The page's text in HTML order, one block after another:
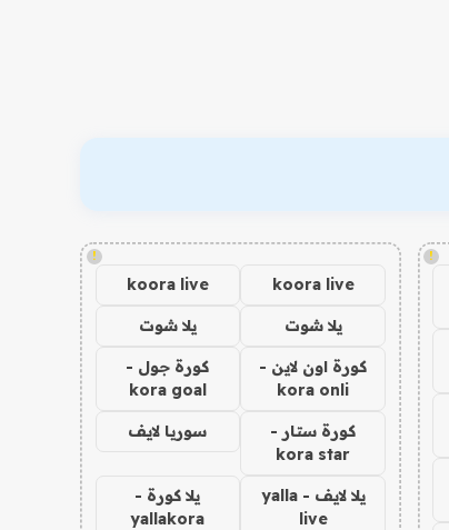
!
!
koora live
koora live
يلا شوت يلا شوت
كورة اون لاين -
kora onli
كورة جول -
kora goal
كورة ستار -
kora star
سوريا لايف
يلا لايف - yalla
live
يلا كورة -
yallakora